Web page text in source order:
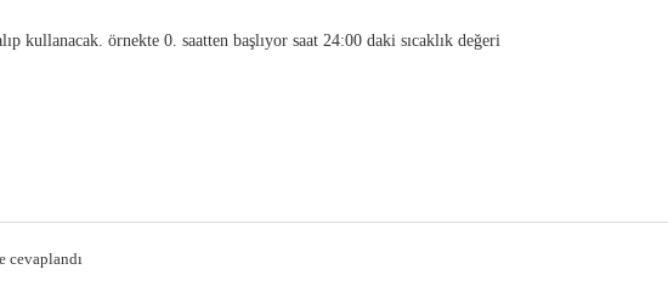
kullanacak. örnekte 0. saatten başlıyor saat 24:00 daki sıcaklık değeri
cevaplandı